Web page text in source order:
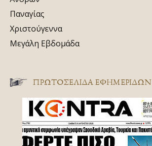
Παναγίας
Χριστούγεννα
Μεγάλη Εβδομάδα
ΠΡΩΤΟΣΈΛΙΔΑ ΕΦΗΜΕΡΊΔΩΝ